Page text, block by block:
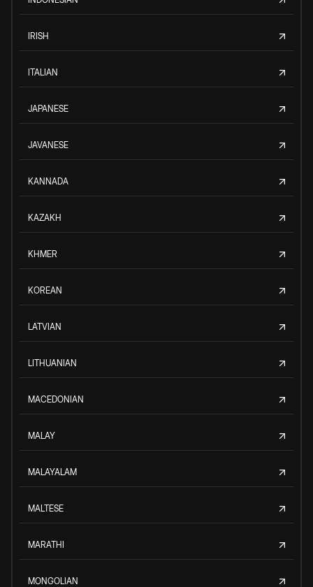
IRISH
ITALIAN
JAPANESE
JAVANESE
KANNADA
KAZAKH
KHMER
KOREAN
LATVIAN
LITHUANIAN
MACEDONIAN
MALAY
MALAYALAM
MALTESE
MARATHI
MONGOLIAN